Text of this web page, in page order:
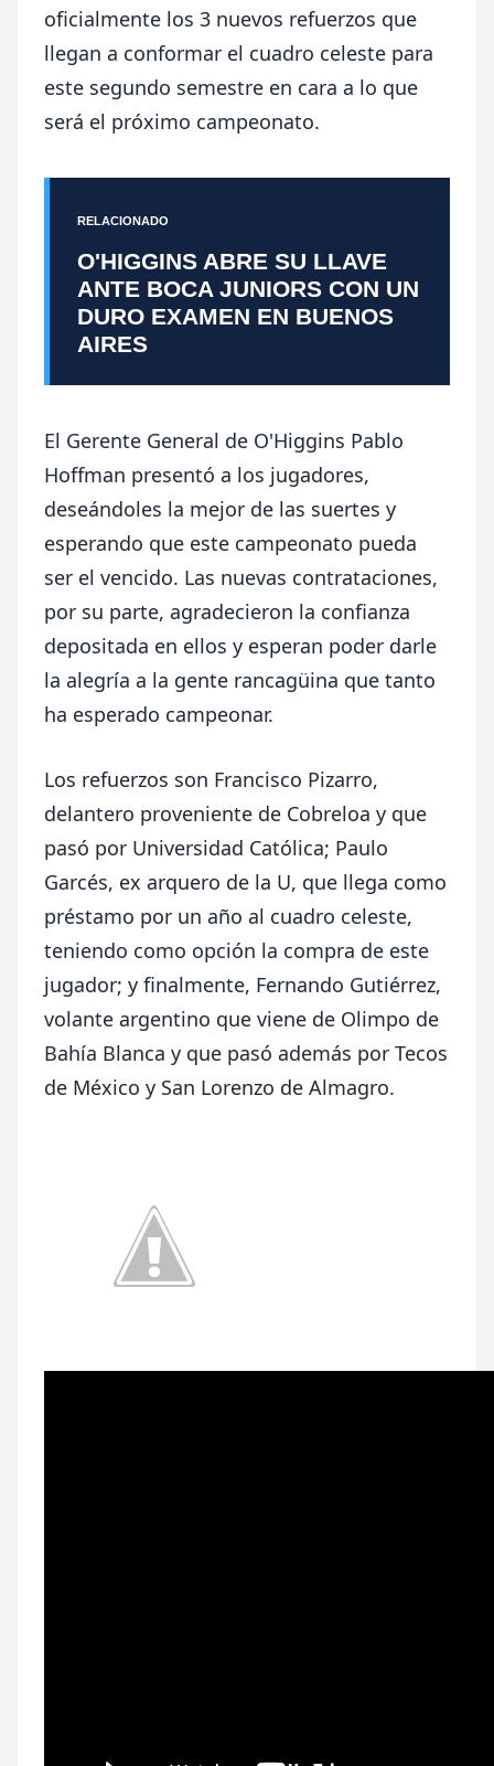
oficialmente los 3 nuevos refuerzos que
llegan a conformar el cuadro celeste para
este segundo semestre en cara a lo que
será el próximo campeonato.
RELACIONADO
O'HIGGINS ABRE SU LLAVE
ANTE BOCA JUNIORS CON UN
DURO EXAMEN EN BUENOS
AIRES
El Gerente General de O'Higgins Pablo
Hoffman presentó a los jugadores,
deseándoles la mejor de las suertes y
esperando que este campeonato pueda
ser el vencido. Las nuevas contrataciones,
por su parte, agradecieron la confianza
depositada en ellos y esperan poder darle
la alegría a la gente rancagüina que tanto
ha esperado campeonar.
Los refuerzos son Francisco Pizarro,
delantero proveniente de Cobreloa y que
pasó por Universidad Católica; Paulo
Garcés, ex arquero de la U, que llega como
préstamo por un año al cuadro celeste,
teniendo como opción la compra de este
jugador; y finalmente, Fernando Gutiérrez,
volante argentino que viene de Olimpo de
Bahía Blanca y que pasó además por Tecos
de México y San Lorenzo de Almagro.